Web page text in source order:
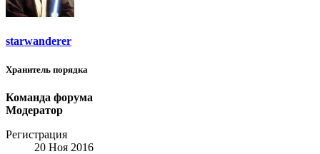
starwanderer
Хранитель порядка
Команда форума
Модератор
Регистрация
20 Ноя 2016